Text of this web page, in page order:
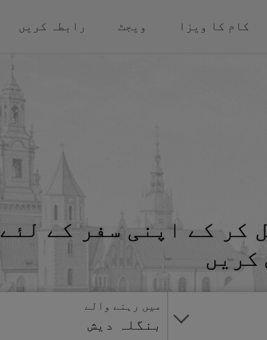
کام کا ویزا ویجٹ رابطہ کریں
کر کے اپنی سفر کے لئے
کریں
میں رہنے والے
بنگلہ دیش